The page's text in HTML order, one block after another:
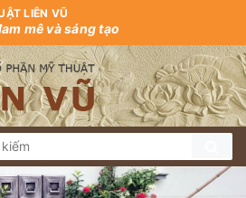
LIÊN VŨ
mê và sáng tạo